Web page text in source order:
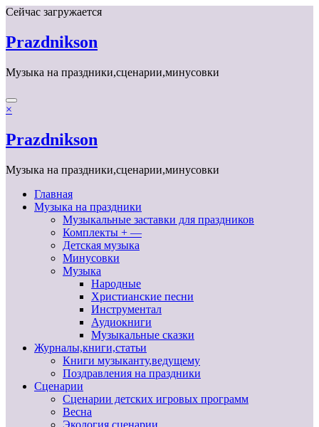
Перейти
содержимому
Сейчас загружается
Prazdnikson
Музыка на праздники,сценарии,минусовки
×
Prazdnikson
Музыка на праздники,сценарии,минусовки
Главная
Музыка на праздники
Музыкальные заставки для праздников
Комплекты + —
Детская музыка
Минусовки
Музыка
Народные
Христианские песни
Инструментал
Аудиокниги
Музыкальные сказки
Журналы,книги,статьи
Книги музыканту,ведущему
Поздравления на праздники
Сценарии
Сценарии детских игровых программ
Весна
Экология сценарии